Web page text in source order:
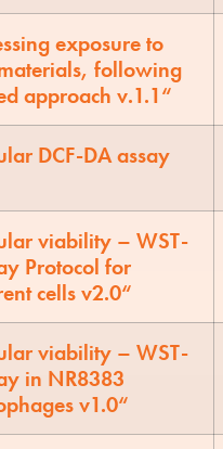
exposure to
following
approach v.1.1“
DCF-DA assay
viability – WST-
Protocol for
cells v2.0“
viability – WST-
in NR8383
v1.0“